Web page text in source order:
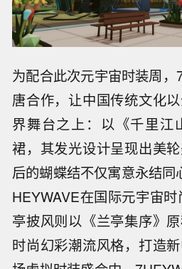
为配合此次元宇宙时装周
唐合作，让中国传统文化
界舞台之上：以《千里江
裙，其发光设计呈现出美
后的蝴蝶结不仅寓意永结
HEYWAVE在国际元宇宙
亭披风则以《兰亭集序》
时尚幻彩潮流风格，打造